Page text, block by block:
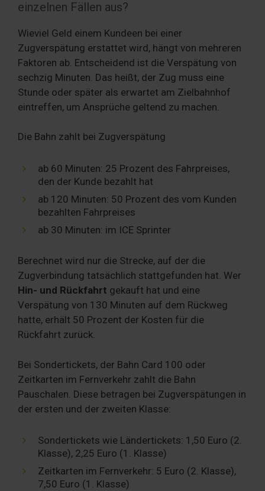
einzelnen Fällen aus?
Wieviel Geld einem Kundeen bei einer
Zugverspätung erstattet wird, hängt von mehreren
Faktoren ab. Entscheidend ist die Verspätung von
sechzig Minuten. Das heißt, der Zug muss eine
Stunde oder später als erwartet am Zielbahnhof
eintreffen, um Ansprüche geltend zu machen.
Die Bahn zahlt bei Zugverspätung
ab 60 Minuten: 25 Prozent des Fahrpreises,
den der Kunde bezahlt hat
ab 120 Minuten: 50 Prozent des vom Kunden
bezahlten Fahrpreises
ab 30 Minuten: im ICE Sprinter
Berechnet wird nur die Strecke, auf der die
Zugverbindung tatsächlich stattgefunden hat. Wer
Hin- und Rückfahrt gekauft hat und eine
Verspätung von 130 Minuten auf dem Rückweg
hatte, erhält 50 Prozent der Kosten für die
Rückfahrt zurück.
Bei Sondertickets, der Bahn Card 100 oder
Zeitkarten im Fernverkehr zahlt die Bahn
Pauschalen. Diese betragen bei Zugverspätungen in
der ersten und der zweiten Klasse:
Sondertickets wie Ländertickets: 1,50 Euro (2.
Klasse), 2,25 Euro (1. Klasse)
Zeitkarten im Fernverkehr: 5 Euro (2. Klasse),
7,50 Euro (1. Klasse)